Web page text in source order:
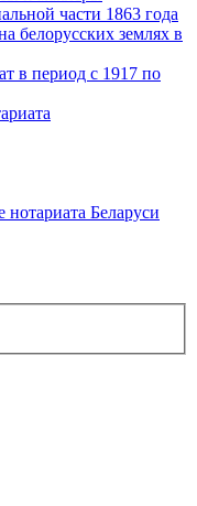
части 1863 года
белорусских землях в
в период с 1917 по
Беларуси